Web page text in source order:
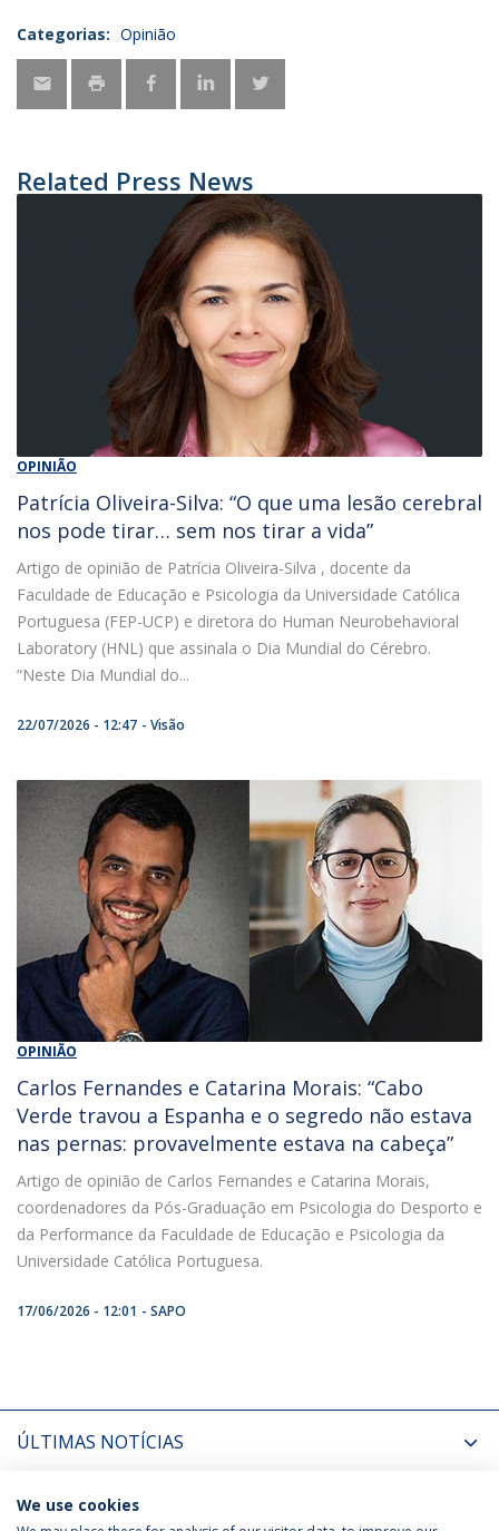
Categorias: Opinião
Related Press News
OPINIÃO
Patrícia Oliveira-Silva: “O que uma lesão cerebral
nos pode tirar… sem nos tirar a vida”
Artigo de opinião de Patrícia Oliveira-Silva , docente da
Faculdade de Educação e Psicologia da Universidade Católica
Portuguesa (FEP-UCP) e diretora do Human Neurobehavioral
Laboratory (HNL) que assinala o Dia Mundial do Cérebro.
“Neste Dia Mundial do...
22/07/2026 - 12:47 Visão
OPINIÃO
Carlos Fernandes e Catarina Morais: “Cabo
Verde travou a Espanha e o segredo não estava
nas pernas: provavelmente estava na cabeça”
Artigo de opinião de Carlos Fernandes e Catarina Morais,
coordenadores da Pós-Graduação em Psicologia do Desporto e
da Performance da Faculdade de Educação e Psicologia da
Universidade Católica Portuguesa.
17/06/2026 - 12:01 SAPO
ÚLTIMAS NOTÍCIAS
PRÓXIMOS EVENTOS
We use cookies